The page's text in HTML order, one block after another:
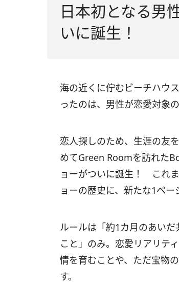
日本初となる男
いに誕生！
海の近くに佇むビーチハウ
ったのは、男性が恋愛対象
恋人探しのため、生涯の友
めてGreen Roomを訪れた
ョーがついに誕生！ これ
ョーの歴史に、新たな1ペー
ルールは「約1カ月のあい
こと」のみ。恋愛リアリテ
情を育むことや、ただ宝物
す。